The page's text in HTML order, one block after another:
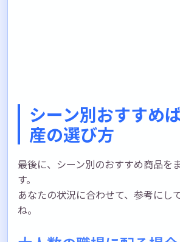
シーン別おすすめ
産の選び方
最後に、シーン別のおすすめ商品を
す。
あなたの状況に合わせて、参考にし
ね。